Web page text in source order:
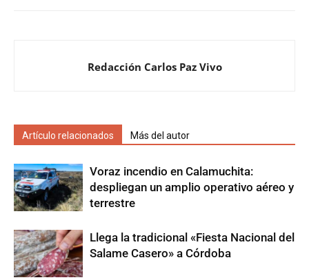
Redacción Carlos Paz Vivo
Artículo relacionados Más del autor
Voraz incendio en Calamuchita:
despliegan un amplio operativo aéreo y
terrestre
Llega la tradicional «Fiesta Nacional del
Salame Casero» a Córdoba